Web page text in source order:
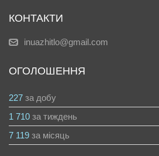
КОНТАКТИ
inuazhitlo@gmail.com
ОГОЛОШЕННЯ
227 за добу
1 710 за тиждень
7 119 за місяць